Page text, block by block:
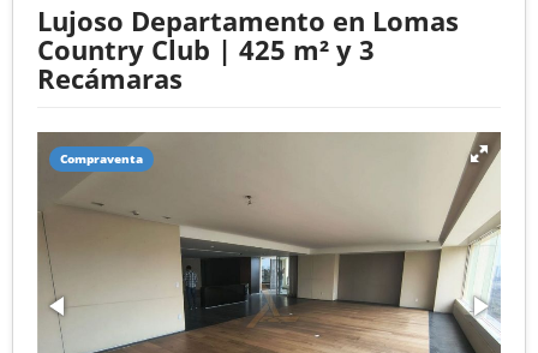
Lujoso Departamento en Lomas
Country Club | 425 m² y 3
Recámaras
Compraventa